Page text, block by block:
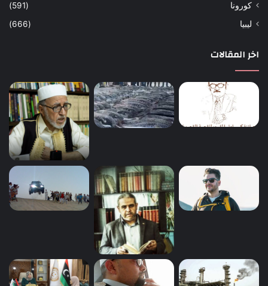
كورونا
(591)
ليبيا
(666)
اخر المقالات